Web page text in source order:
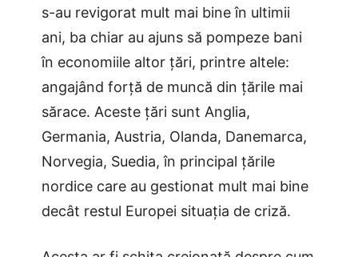
s-au revigorat mult mai bine în ultimii
ani, ba chiar au ajuns să pompeze bani
în economiile altor țări, printre altele:
angajând forță de muncă din țările mai
sărace. Aceste țări sunt Anglia,
Germania, Austria, Olanda, Danemarca,
Norvegia, Suedia, în principal țările
nordice care au gestionat mult mai bine
decât restul Europei situația de criză.